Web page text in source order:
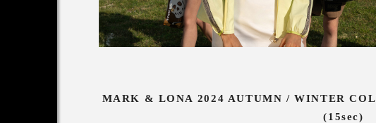
MARK & LONA 2024 AUTUMN / WINTER
(15sec)